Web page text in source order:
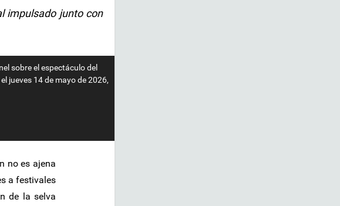
impulsado junto con
sobre el espectáculo del
jueves 14 de mayo de 2026,
no es ajena
a festivales
de la selva